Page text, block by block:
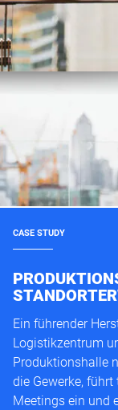
CASE STUDY
Ein führender
Logistikzentrum
Produktionshalle
die Gewerke,
Meetings ein und